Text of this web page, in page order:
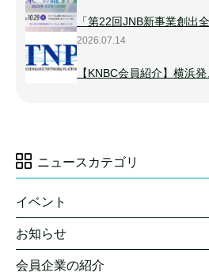
「第22回JNB新事業創出
2026.07.14
【KNBC会員紹介】横浜
ニュースカテゴリ
イベント
お知らせ
会員企業の紹介